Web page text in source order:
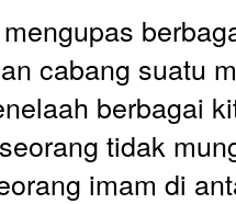
cabang suatu
berbagai
tidak
imam di